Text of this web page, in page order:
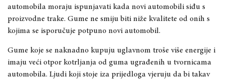
automobila moraju ispunjavati kada novi automobili siđu s
proizvodne trake. Gume ne smiju biti niže kvalitete od onih s
kojima se isporučuje potpuno novi automobil.
Gume koje se naknadno kupuju uglavnom troše više energije i
imaju veći otpor kotrljanja od guma ugrađenih u tvornicama
automobila. Ljudi koji stoje iza prijedloga vjeruju da bi takav